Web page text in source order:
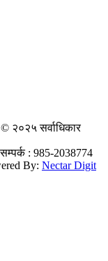
© २०२५ सर्वाधिकार
सम्पर्क : 985-2038774
By: Nectar Digit